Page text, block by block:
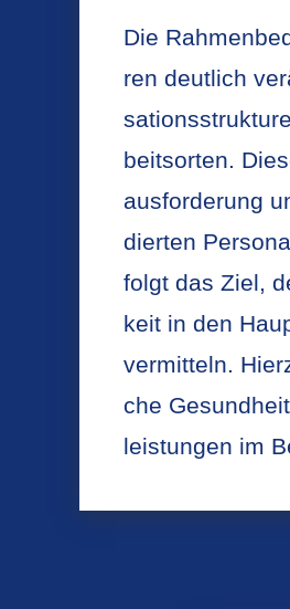
Die
ren deut­lich
beitsor­ten.
aus­for­de­rung
dier­ten
folgt das Ziel,
keit in den
ver­mit­teln.
che
leis­tun­gen im